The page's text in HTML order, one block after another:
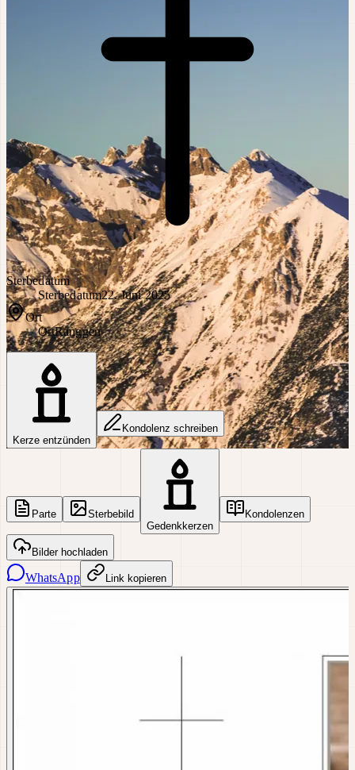
Sterbedatum
Sterbedatum22. Juni 2025
Ort
OrtRanggen
Kerze entzünden
Kondolenz schreiben
Parte
Sterbebild
Gedenkkerzen
Kondolenzen
Bilder hochladen
WhatsApp Link kopieren